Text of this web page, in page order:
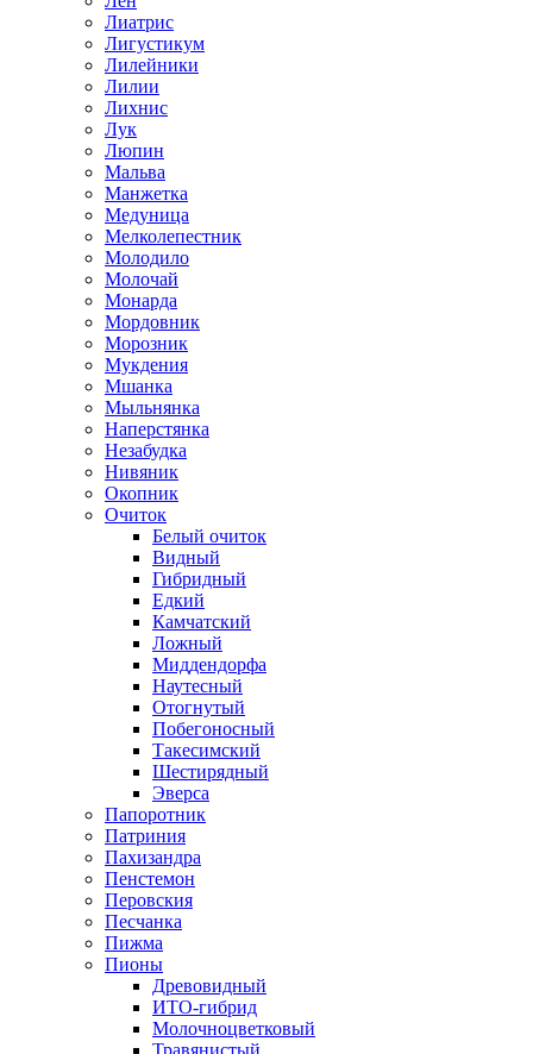
Лиатрис
Лигустикум
Лилейники
Лилии
Лихнис
Лук
Люпин
Мальва
Манжетка
Медуница
Мелколепестник
Молодило
Молочай
Монарда
Мордовник
Морозник
Мукдения
Мшанка
Мыльнянка
Наперстянка
Незабудка
Нивяник
Окопник
Очиток
Белый очиток
Видный
Гибридный
Едкий
Камчатский
Ложный
Миддендорфа
Наутесный
Отогнутый
Побегоносный
Такесимский
Шестирядный
Эверса
Папоротник
Патриния
Пахизандра
Пенстемон
Перовския
Песчанка
Пижма
Пионы
Древовидный
ИТО-гибрид
Молочноцветковый
Травянистый